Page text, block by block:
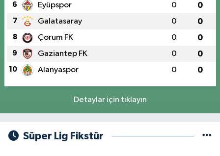
6 Eyüpspor 0 0
7 Galatasaray 0 0
8 Çorum FK 0 0
9 Gaziantep FK 0 0
10 Alanyaspor 0 0
Detaylar için tıklayın
Süper Lig Fikstür